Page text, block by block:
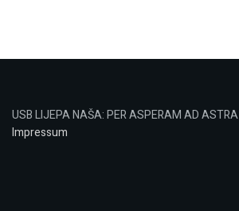
USB LIJEPA NAŠA: PER ASPERAM AD ASTRA
Impressum